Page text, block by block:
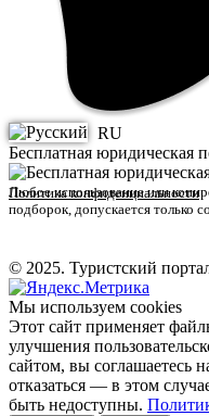
RU
Бесплатная юридическая
Политика конфиденциальности
Любое использование или
подборок, допускается только
© 2025. Туристский
Мы используем cookies
Этот сайт применяет
улучшения
сайтом, вы соглашаетесь
отказаться — в этом
быть недоступны.